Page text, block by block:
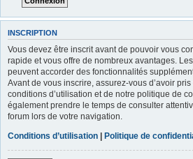
INSCRIPTION
Vous devez être inscrit avant de pouvoir vous
rapide et vous offre de nombreux avantages.
peuvent accorder des fonctionnalités
Avant de vous inscrire, assurez-vous d’avoir
conditions d’utilisation et de notre politique de
également prendre le temps de consulter
forum lors de votre navigation.
Conditions d’utilisation | Politique de